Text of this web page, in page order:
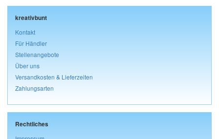
kreativbunt
Kontakt
Für Händler
Stellenangebote
Über uns
Versandkosten & Lieferzeiten
Zahlungsarten
Rechtliches